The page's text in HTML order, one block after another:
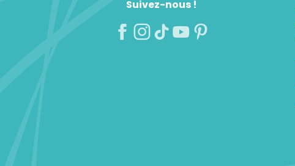
Suivez-nous !